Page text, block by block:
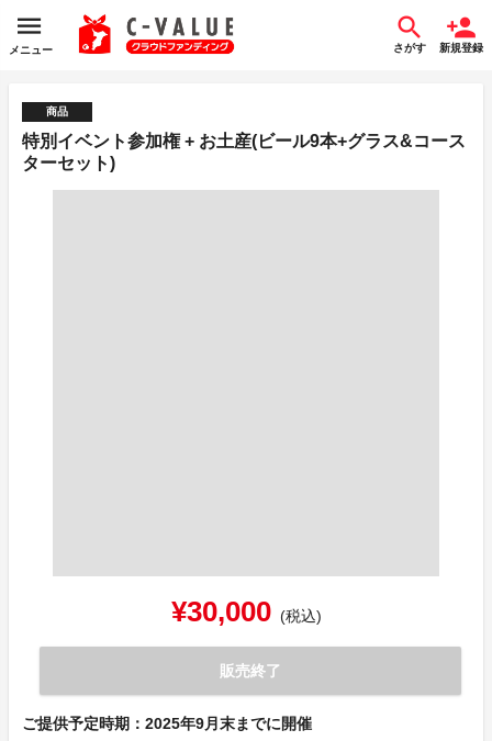
メニュー さがす 新規登録
商品
特別イベント参加権 + お土産(ビール9本+グラス&コース
ターセット)
¥30,000 (税込)
販売終了
ご提供予定時期：2025年9月末までに開催